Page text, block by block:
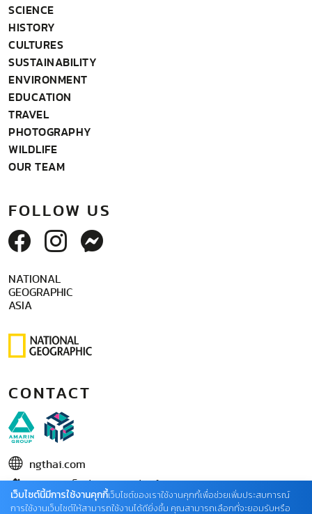
SCIENCE
HISTORY
CULTURES
SUSTAINABILITY
ENVIRONMENT
EDUCATION
TRAVEL
PHOTOGRAPHY
WILDLIFE
OUR TEAM
FOLLOW US
NATIONAL
GEOGRAPHIC
ASIA
CONTACT
ngthai.com
บริษัท เอเอ็มอี อิมเมจิเนทีฟ จำกัด
ในเครือ บริษัท อมรินทร์ คอร์เปอเรชั่นส์ จำกัด (มหาชน)
เว็บไซต์นี้มีการใช้งานคุกกี้เว็บไซต์ของเราใช้งานคุกกี้เพื่อช่วยเพิ่มประสบการณ์
การใช้งานเว็บไซต์ให้สามารถใช้งานได้ดียิ่งขึ้น คุณสามารถเลือกที่จะยอมรับหรือ